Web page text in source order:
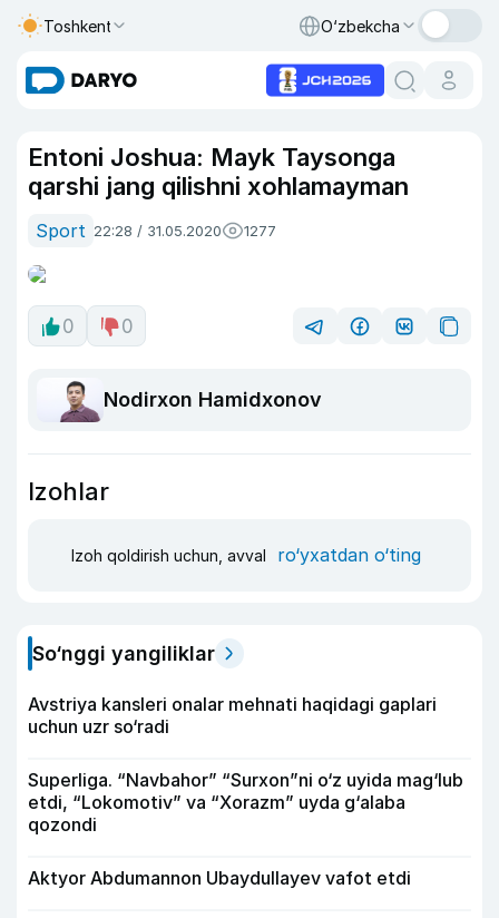
Toshkent O‘zbekcha
Entoni Joshua: Mayk Taysonga
qarshi jang qilishni xohlamayman
Sport 22:28 / 31.05.2020 1277
0 0
Nodirxon Hamidxonov
Izohlar
Izoh qoldirish uchun, avval ro‘yxatdan o‘ting
So‘nggi yangiliklar
Avstriya kansleri onalar mehnati haqidagi gaplari
uchun uzr so‘radi
Superliga. “Navbahor” “Surxon”ni o‘z uyida mag‘lub
etdi, “Lokomotiv” va “Xorazm” uyda g‘alaba
qozondi
Aktyor Abdu­mannon Ubaydullayev vafot etdi